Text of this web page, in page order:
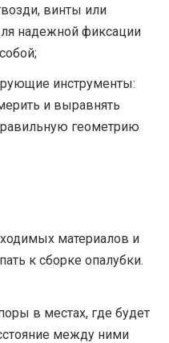
винты или
надежной фиксации
инструменты:
и выравнять
геометрию
материалов и
к сборке опалубки.
в местах, где будет
между ними